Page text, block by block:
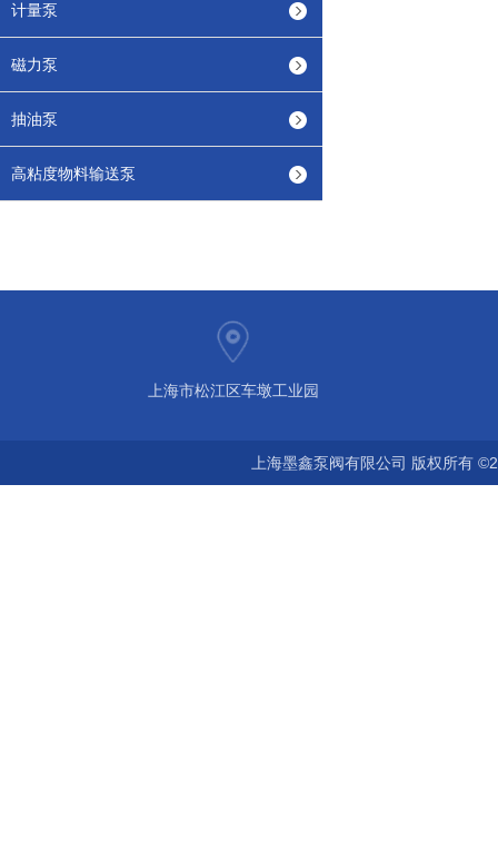
计量泵
磁力泵
抽油泵
高粘度物料输送泵
上海市松江区车墩工业园
上海墨鑫泵阀有限公司 版权所有